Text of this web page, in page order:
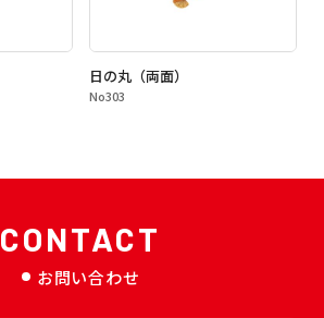
日の丸（両面）
No303
CONTACT
お問い合わせ